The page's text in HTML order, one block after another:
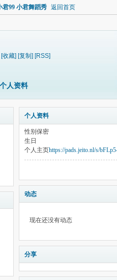
99 小君舞蹈秀 返回首页
[收藏] [复制] [RSS]
个人资料
个人资料
性别 保密
生日
个人主页https://pads.jeito.nl/s/
动态
现在还没有动态
分享